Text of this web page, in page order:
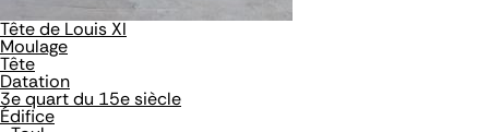
Tête de Louis XI
Moulage
Tête
Datation
3e quart du 15e siècle
Édifice